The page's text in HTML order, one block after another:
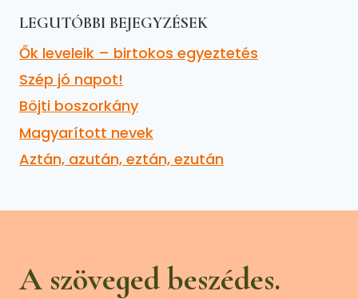
LEGUTÓBBI BEJEGYZÉSEK
Ők leveleik – birtokos egyeztetés
Szép jó napot!
Böjti boszorkány
Magyarított nevek
Aztán, azután, eztán, ezután
A szöveged beszédes.